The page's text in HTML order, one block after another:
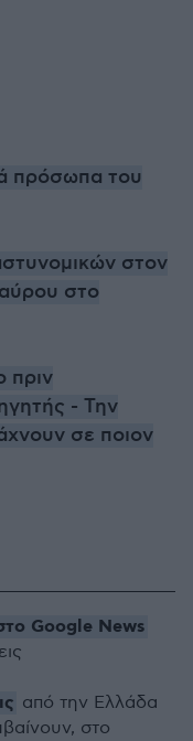
πρόσωπα του
στον
στο
πριν
- Την
σε ποιον
Google News
από την Ελλάδα
στο